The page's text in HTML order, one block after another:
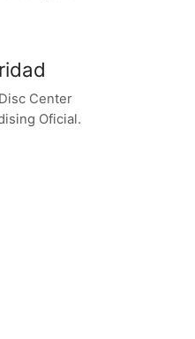
Center
Oficial.